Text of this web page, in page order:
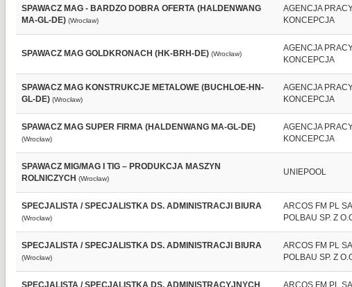
SPAWACZ MAG - BARDZO DOBRA OFERTA (HALDENWANG
MA-GL-DE) (Wrocław)
AGENCJA
KONCEPCJA
SPAWACZ MAG GOLDKRONACH (HK-BRH-DE) (Wrocław)
AGENCJA
KONCEPCJA
SPAWACZ MAG KONSTRUKCJE METALOWE (BUCHLOE-HN-
GL-DE) (Wrocław)
AGENCJA
KONCEPCJA
SPAWACZ MAG SUPER FIRMA (HALDENWANG MA-GL-DE)
(Wrocław)
AGENCJA
KONCEPCJA
SPAWACZ MIG/MAG I TIG – PRODUKCJA MASZYN
ROLNICZYCH (Wrocław)
UNIEPOOL
SPECJALISTA / SPECJALISTKA DS. ADMINISTRACJI BIURA
(Wrocław)
ARCOS FM PL
POLBAU SP. Z
SPECJALISTA / SPECJALISTKA DS. ADMINISTRACJI BIURA
(Wrocław)
ARCOS FM PL
POLBAU SP. Z
SPECJALISTA / SPECJALISTKA DS. ADMINISTRACYJNYCH ARCOS FM PL